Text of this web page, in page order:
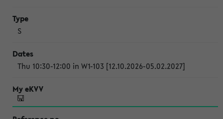
S
Thu 10:30-12:00 in W1-103 [12.10.2026-05.02.2027]